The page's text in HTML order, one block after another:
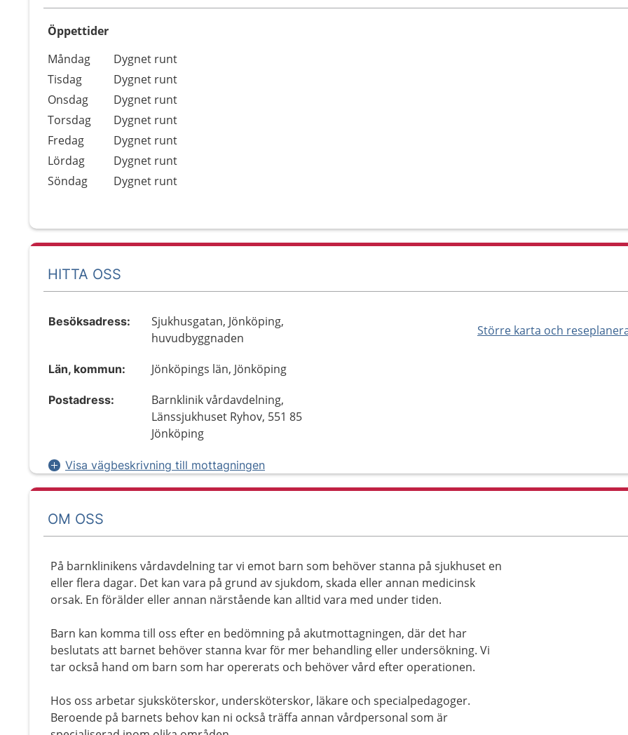
Öppettider
Dag
Öppettider
Kommentarer
Måndag
Dygnet runt
Tisdag
Dygnet runt
Onsdag
Dygnet runt
Torsdag
Dygnet runt
Fredag
Dygnet runt
Lördag
Dygnet runt
Söndag
Dygnet runt
HITTA OSS
Större karta och
Besöksadress:
Sjukhusgatan, Jönköping,
huvudbyggnaden
Län, kommun: Jönköpings län, Jönköping
Postadress:
Barnklinik vårdavdelning,
Länssjukhuset Ryhov, 551 85
Jönköping
Visa vägbeskrivning till mottagningen
OM OSS
På barnklinikens vårdavdelning tar vi emot barn som behöver stanna på sjukhuset en
eller flera dagar. Det kan vara på grund av sjukdom, skada eller annan medicinsk
orsak. En förälder eller annan närstående kan alltid vara med under tiden.
Barn kan komma till oss efter en bedömning på akutmottagningen, där det har
beslutats att barnet behöver stanna kvar för mer behandling eller undersökning. Vi
tar också hand om barn som har opererats och behöver vård efter operationen.
Hos oss arbetar sjuksköterskor, undersköterskor, läkare och specialpedagoger.
Beroende på barnets behov kan ni också träffa annan vårdpersonal som är